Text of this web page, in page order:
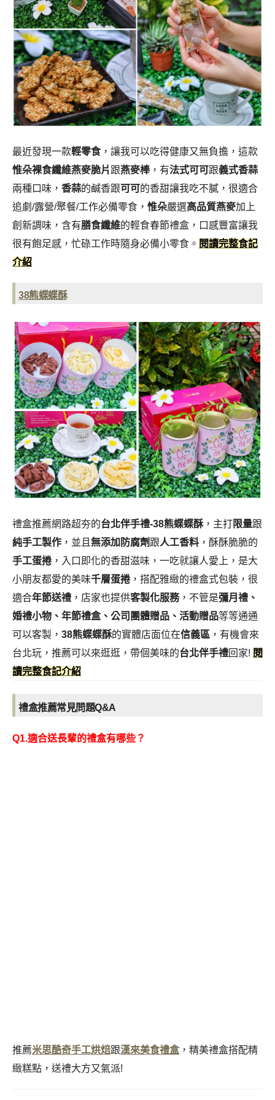
最近發現一款輕零食，讓我可以吃得健康又無負擔，這款
惟朵裸食纖維燕麥脆片 跟燕麥棒，有法式可可跟義式香蒜
兩種口味， 香蒜的鹹香跟可可的香甜讓我吃不膩，很適合
追劇/露營/聚餐/工作必備零食， 惟朵嚴選高品質燕麥加上
創新調味，含有膳食纖維的輕食春節禮盒，口感豐富讓我
很有飽足感，忙碌工作時隨身必備小零食 。 閱讀完整食記
介紹
38熊蝶蝶酥
禮盒推薦網路超夯的台北伴手禮-38熊蝶蝶酥，主打限量跟
純手工製作 ，並且無添加防腐劑 跟人工香料 ，酥酥脆脆的
手工蛋捲，入口即化的香甜滋味，一吃就讓人愛上，是大
小朋友都愛的美味千層蛋捲，搭配雅緻的禮盒式包裝，很
適合年節送禮 ，店家也提供客製化服務，不管是彌月禮、
婚禮小物、年節禮盒、公司團體贈品、活動贈品等等通通
可以客製， 38熊蝶蝶酥的實體店面位在信義區 ，有機會來
台北玩，推薦可以來逛逛，帶個美味的台北伴手禮回家! 閱
讀完整食記介紹
禮盒推薦常見問題Q&A
Q1.適合送長輩的禮盒有哪些？
推薦米思酷奇手工烘焙跟漢來美食禮盒，精美禮盒搭配精
緻糕點，送禮大方又氣派!